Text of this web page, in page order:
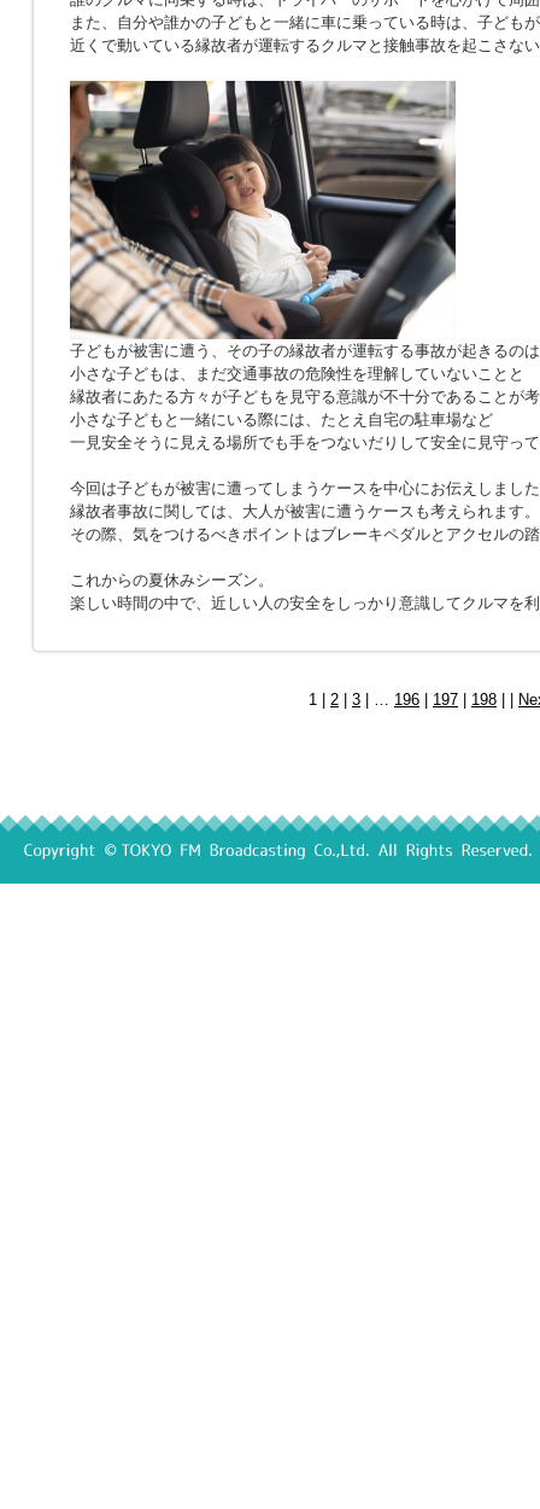
また、自分や誰かの子どもと一緒に車に乗っている時は、子ども
近くで動いている縁故者が運転するクルマと接触事故を起こさな
子どもが被害に遭う、その子の縁故者が運転する事故が起きるの
小さな子どもは、まだ交通事故の危険性を理解していないことと
縁故者にあたる方々が子どもを見守る意識が不十分であることが
小さな子どもと一緒にいる際には、たとえ自宅の駐車場など
一見安全そうに見える場所でも手をつないだりして安全に見守っ
今回は子どもが被害に遭ってしまうケースを中心にお伝えしまし
縁故者事故に関しては、大人が被害に遭うケースも考えられます。
その際、気をつけるべきポイントはブレーキペダルとアクセルの
これからの夏休みシーズン。
楽しい時間の中で、近しい人の安全をしっかり意識してクルマを
1 | 2 3 | … 196 197 198